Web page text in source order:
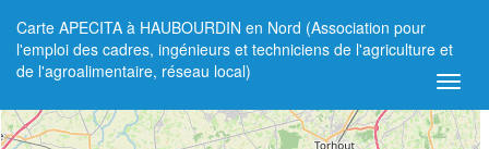
Carte APECITA à HAUBOURDIN en Nord (Association pour
l'emploi des cadres, ingénieurs et techniciens de l'agriculture et
de l'agroalimentaire, réseau local)
+
−